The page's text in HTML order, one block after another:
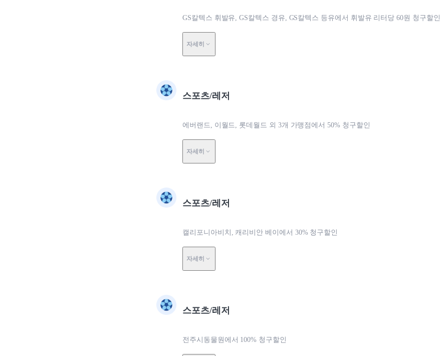
GS칼텍스 휘발유, GS칼텍스 경유, GS칼텍스 등유에서 휘발유 리터당 60원 청구할인
자세히
스포츠/레저
에버랜드, 이월드, 롯데월드 외 3개 가맹점에서 50% 청구할인
자세히
스포츠/레저
캘리포니아비치, 캐리비안 베이에서 30% 청구할인
자세히
스포츠/레저
전주시동물원에서 100% 청구할인